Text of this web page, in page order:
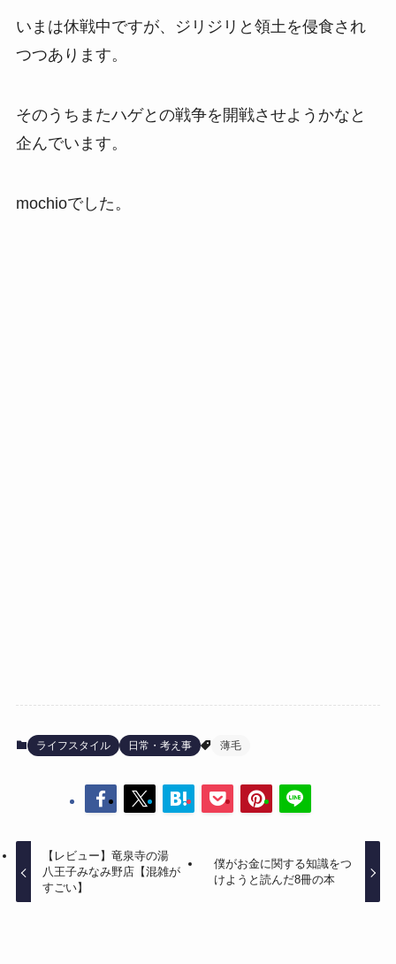
いまは休戦中ですが、ジリジリと領土を侵食され
つつあります。
そのうちまたハゲとの戦争を開戦させようかなと
企んでいます。
mochioでした。
ライフスタイル 日常・考え事 薄毛
【レビュー】竜泉寺の湯
八王子みなみ野店【混雑が
すごい】
僕がお金に関する知識をつ
けようと読んだ8冊の本